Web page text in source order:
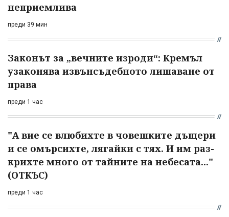
неприемлива
преди 39 мин
Законът за „вечните изроди“: Кремъл
узаконява извънсъдебното лишаване от
права
преди 1 час
"А вие се влюбихте в чо­вешките дъщери
и се омърсихте, лягайки с тях. И им раз­
крихте много от тайните на небесата..."
(ОТКЪС)
преди 1 час